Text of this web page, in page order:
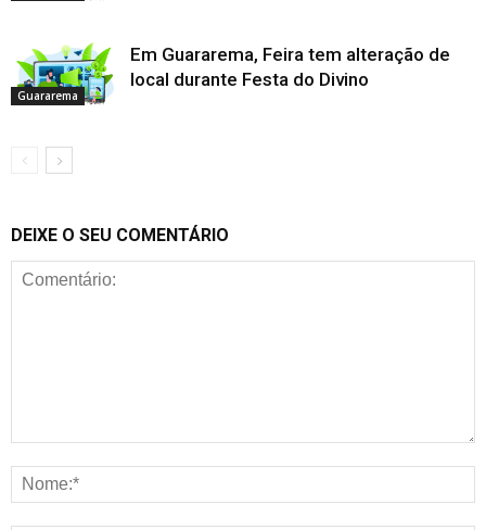
Guararema
Em Guararema, Feira tem alteração de
local durante Festa do Divino
DEIXE O SEU COMENTÁRIO